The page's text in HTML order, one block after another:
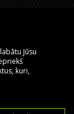
Jūsu
kuri,